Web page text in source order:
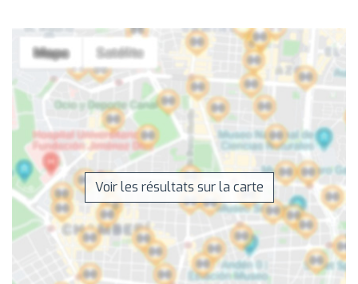
Voir les résultats sur la carte